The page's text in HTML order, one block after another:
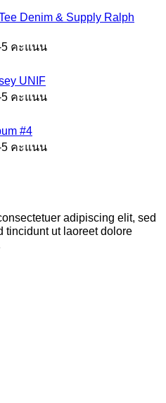
Denim & Supply Ralph
5 คะแนน
UNIF
5 คะแนน
#4
5 คะแนน
adipiscing elit, sed
tincidunt ut laoreet dolore